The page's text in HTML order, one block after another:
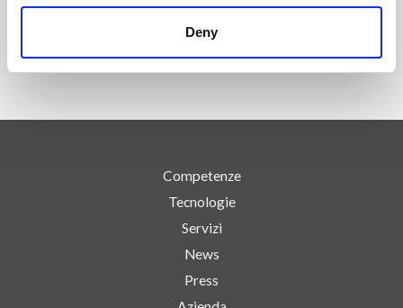
Deny
Competenze
Tecnologie
Servizi
News
Press